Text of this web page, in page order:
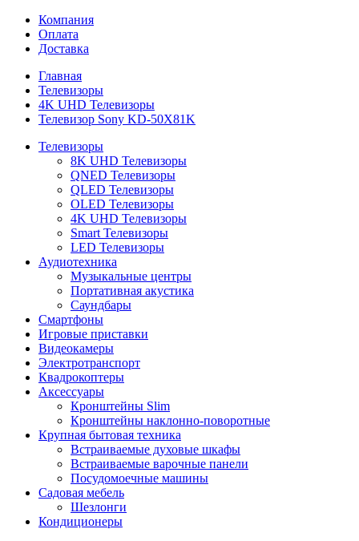
Компания
Оплата
Доставка
Главная
Телевизоры
4K UHD Телевизоры
Телевизор Sony KD-50X81K
Телевизоры
8K UHD Телевизоры
QNED Телевизоры
QLED Телевизоры
OLED Телевизоры
4K UHD Телевизоры
Smart Телевизоры
LED Телевизоры
Аудиотехника
Музыкальные центры
Портативная акустика
Саундбары
Смартфоны
Игровые приставки
Видеокамеры
Электротранспорт
Квадрокоптеры
Аксессуары
Кронштейны Slim
Кронштейны наклонно-поворотные
Крупная бытовая техника
Встраиваемые духовые шкафы
Встраиваемые варочные панели
Посудомоечные машины
Садовая мебель
Шезлонги
Кондиционеры